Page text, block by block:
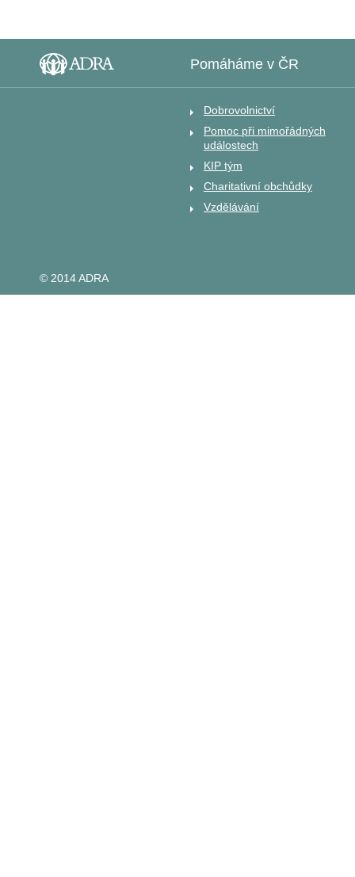
Pomáháme v ČR
Dobrovolnictví
Pomoc při mimořádných
událostech
KIP tým
Charitativní obchůdky
Vzdělávání
© 2014 ADRA